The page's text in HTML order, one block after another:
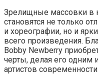
Зрелищные массовки в
становятся не только
и хореографии, но и
всего произведения.
Bobby Newberry
черты, делая его
артистов современности.